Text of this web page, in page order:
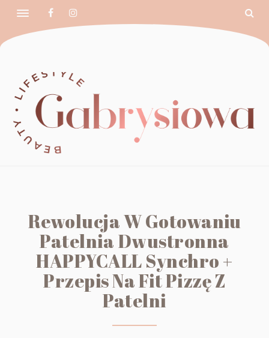
Rewolucja W Gotowaniu
Patelnia Dwustronna
HAPPYCALL Synchro +
Przepis Na Fit Pizzę Z
Patelni